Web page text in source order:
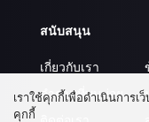
สนับสนุน
เกี่ยวกับเรา
คำถามที่พบบ่อย
เราใช้คุกกี้เพื่อดำเนินการ
คุกกี้